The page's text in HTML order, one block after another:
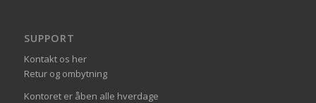
SUPPORT
Kontakt os her
Retur og ombytning
Kontoret er åben alle hverdage